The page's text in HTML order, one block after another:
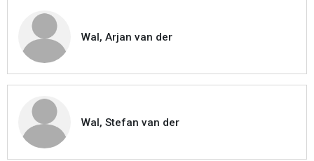
Wal, Arjan van der
Wal, Stefan van der